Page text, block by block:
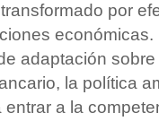
por
adaptación
la política
a la